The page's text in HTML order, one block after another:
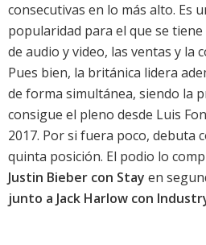
consecutivas en lo más alto. Es
popularidad para el que se
de audio y video, las ventas y la
Pues bien, la británica lidera
de forma simultánea, siendo la
consigue el pleno desde Luis
2017. Por si fuera poco, debuta
quinta posición. El podio lo
Justin Bieber con Stay en
junto a Jack Harlow con